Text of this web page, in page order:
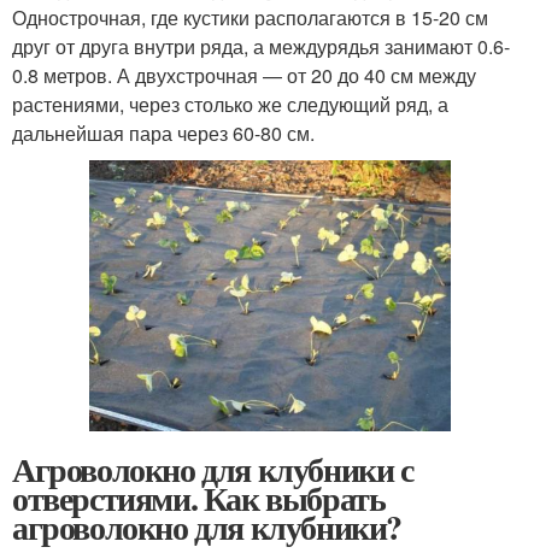
Однострочная, где кустики располагаются в 15-20 см
друг от друга внутри ряда, а междурядья занимают 0.6-
0.8 метров. А двухстрочная — от 20 до 40 см между
растениями, через столько же следующий ряд, а
дальнейшая пара через 60-80 см.
Агроволокно для клубники с
отверстиями. Как выбрать
агроволокно для клубники?